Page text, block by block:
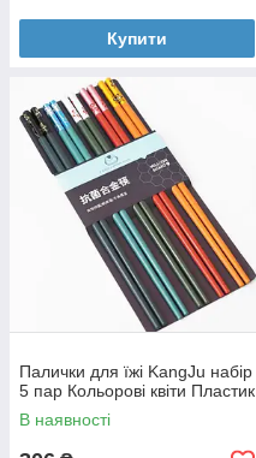
Купити
Палички для їжі KangJu набір
5 пар Кольорові квіти Пластик
В наявності